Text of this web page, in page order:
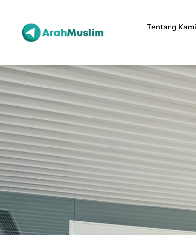
Tentang Kami